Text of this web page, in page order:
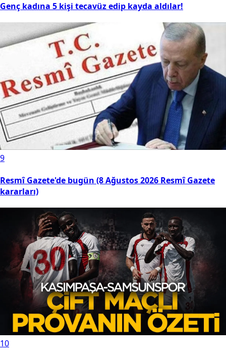
Genç kadına 5 kişi tecavüz edip kayda aldılar!
9
Resmî Gazete'de bugün (8 Ağustos 2026 Resmî Gazete
kararları)
10